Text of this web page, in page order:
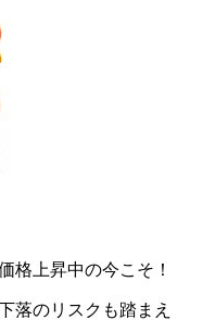
格上昇中の今こそ！
落のリスクも踏まえ